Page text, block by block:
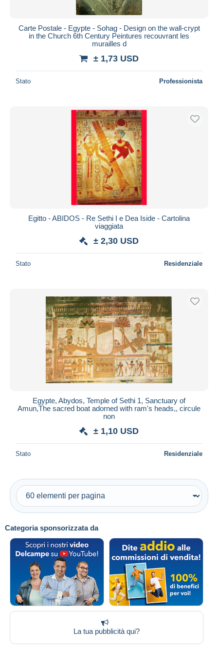
Categoria sponsorizzata da
La tua pubblicità qui?
Carte Postale - Egypte - Sohag - Design on the wall-crypt
in the Church 6th Century Peintures recouvrant les
murailles d
± 1,73 USD
Stato Professionista
Egitto - ABIDOS - Re Sethi I e Dea Iside - Cartolina
viaggiata
± 2,30 USD
Stato Residenziale
Egypte, Abydos, Temple of Sethi 1, Sanctuary of
Amun,The sacred boat adorned with ram's heads,, circule
non
± 1,10 USD
Stato Residenziale